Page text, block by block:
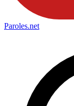
Paroles.net